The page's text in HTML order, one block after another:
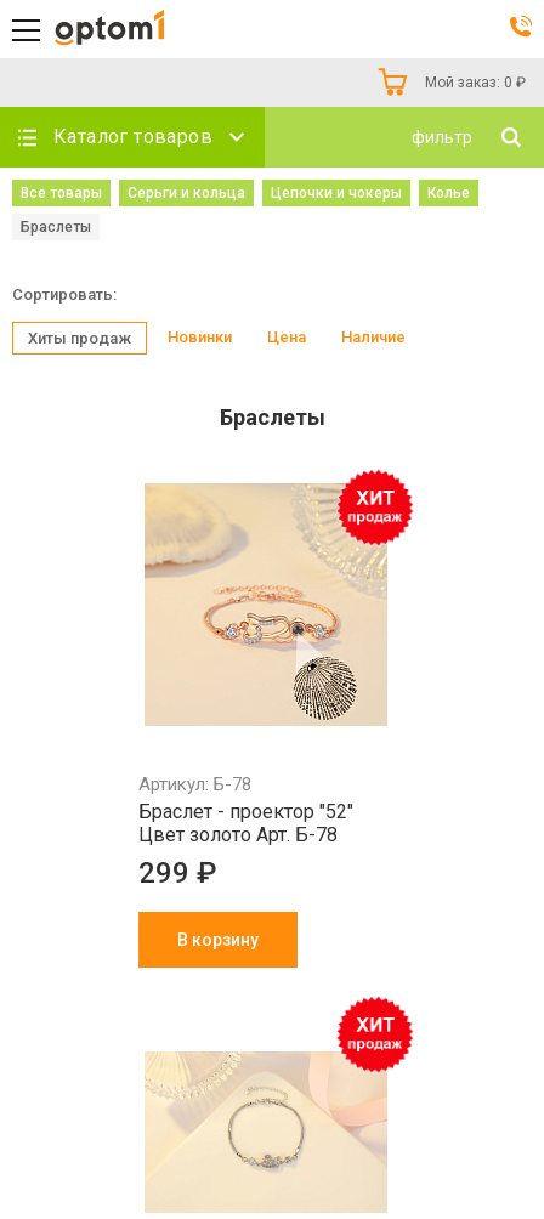
Мой заказ: 0 ₽
Каталог товаров фильтр
Все товары Серьги и кольца Цепочки и чокеры
Колье
Браслеты
Сортировать:
Хиты продаж Новинки Цена Наличие
Браслеты
Артикул: Б-78
Браслет - проектор "52"
Цвет золото Арт. Б-78
299 ₽
В корзину